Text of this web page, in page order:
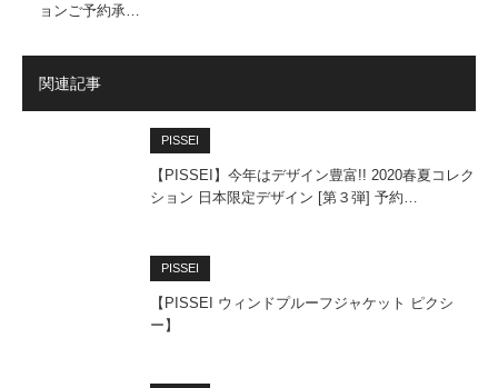
ョンご予約承…
関連記事
PISSEI
【PISSEI】今年はデザイン豊富!! 2020春夏コレク
ション 日本限定デザイン [第３弾] 予約…
PISSEI
【PISSEI ウィンドプルーフジャケット ピクシ
ー】